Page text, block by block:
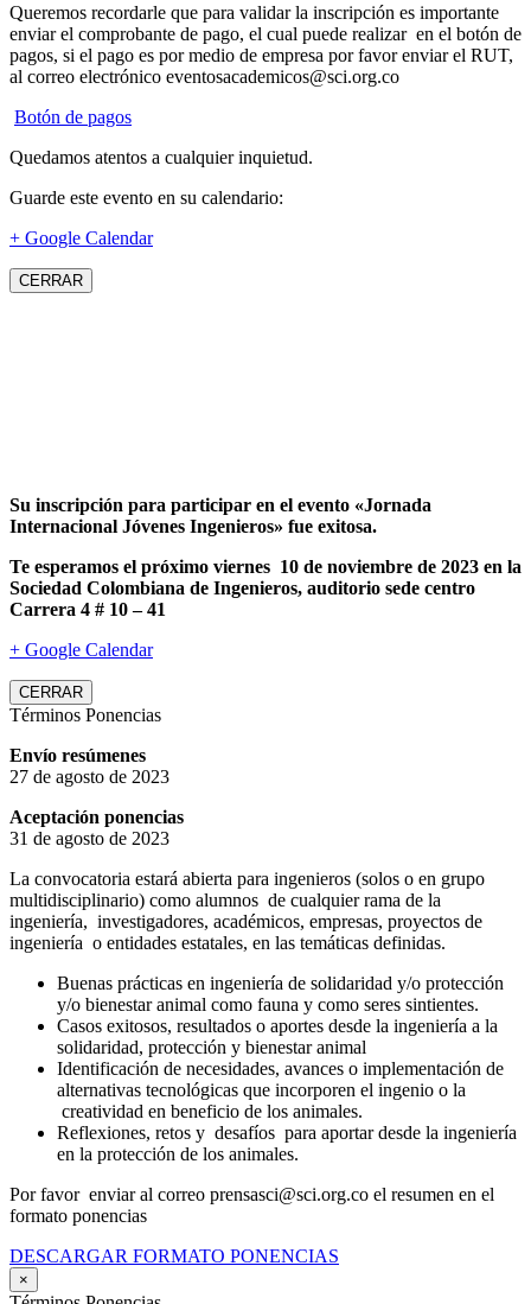
Queremos recordarle que para validar la inscripción es importante
enviar el comprobante de pago, el cual puede realizar en el botón de
pagos, si el pago es por medio de empresa por favor enviar el RUT,
al correo electrónico eventosacademicos@sci.org.co
Botón de pagos
Quedamos atentos a cualquier inquietud.
Guarde este evento en su calendario:
+ Google Calendar
CERRAR
Su inscripción para participar en el evento «Jornada
Internacional Jóvenes Ingenieros» fue exitosa.
Te esperamos el próximo viernes 10 de noviembre de 2023 en la
Sociedad Colombiana de Ingenieros, auditorio sede centro
Carrera 4 # 10 – 41
+ Google Calendar
CERRAR
Términos Ponencias
Envío resúmenes
27 de agosto de 2023
Aceptación ponencias
31 de agosto de 2023
La convocatoria estará abierta para ingenieros (solos o en grupo
multidisciplinario) como alumnos de cualquier rama de la
ingeniería, investigadores, académicos, empresas, proyectos de
ingeniería o entidades estatales, en las temáticas definidas.
Buenas prácticas en ingeniería de solidaridad y/o protección
y/o bienestar animal como fauna y como seres sintientes.
Casos exitosos, resultados o aportes desde la ingeniería a la
solidaridad, protección y bienestar animal
Identificación de necesidades, avances o implementación de
alternativas tecnológicas que incorporen el ingenio o la
creatividad en beneficio de los animales.
Reflexiones, retos y desafíos para aportar desde la ingeniería
en la protección de los animales.
Por favor enviar al correo prensasci@sci.org.co el resumen en el
formato ponencias
DESCARGAR FORMATO PONENCIAS
×